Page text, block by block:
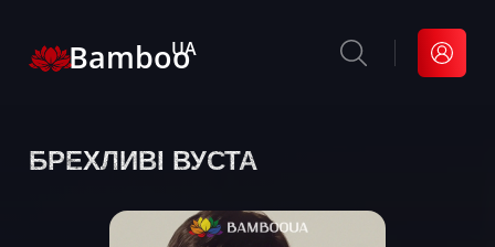
Bamboo
UA
БРЕХЛИВІ ВУСТА